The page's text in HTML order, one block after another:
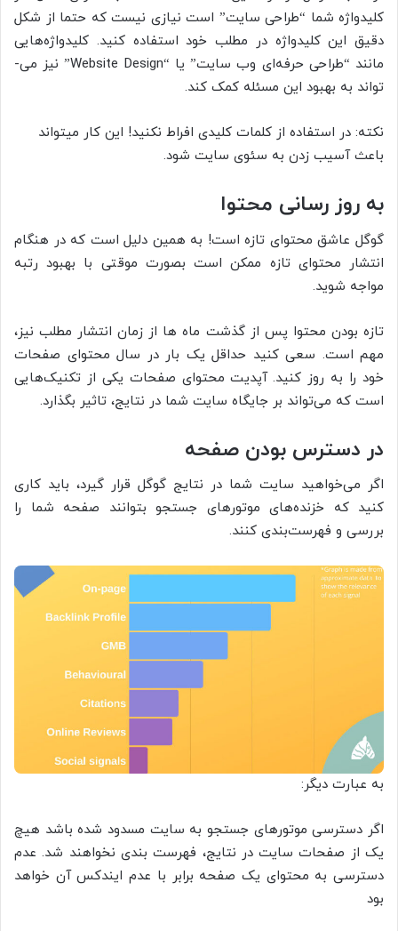
کلیدواژه شما “طراحی سایت” است نیازی نیست که حتما از شکل
دقیق این کلیدواژه در مطلب خود استفاده کنید. کلیدواژه‌‌‌‌­هایی
مانند “طراحی حرفه­‌‌‌ای وب سایت” یا “Website Design” نیز می‌‌‌­
تواند به بهبود این مسئله کمک کند.
نکته: در استفاده از کلمات کلیدی افراط نکنید! این کار می­تواند
باعث آسیب زدن به سئوی سایت شود.
به روز رسانی محتوا
گوگل عاشق محتوای تازه است! به همین دلیل است که در هنگام
انتشار محتوای تازه ممکن است بصورت موقتی با بهبود رتبه
مواجه شوید.
تازه بودن محتوا پس از گذشت ماه ها از زمان انتشار مطلب نیز،
مهم است. سعی کنید حداقل یک بار در سال محتوای صفحات
خود را به روز کنید. آپدیت محتوای صفحات یکی از تکنیک‌هایی
است که می‌تواند بر جایگاه سایت شما در نتایج، تاثیر بگذارد.
در دسترس بودن صفحه
اگر می‌خواهید سایت شما در نتایج گوگل قرار گیرد، باید کاری
کنید که خزنده‌های موتورهای جستجو بتوانند صفحه شما را
بررسی و فهرست‌‌‌بندی کنند.
به عبارت دیگر:
اگر دسترسی موتورهای جستجو به سایت مسدود شده باشد هیچ
یک از صفحات سایت در نتایج، فهرست بندی نخواهند شد. عدم
دسترسی به محتوای یک صفحه برابر با عدم ایندکس آن خواهد
بود